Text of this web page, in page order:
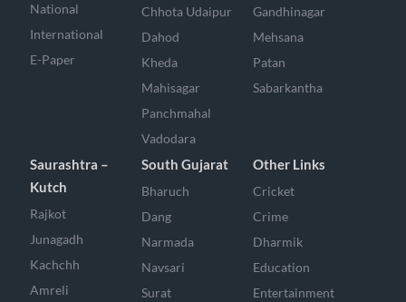
National
International
E-Paper
Chhota Udaipur
Dahod
Kheda
Mahisagar
Panchmahal
Vadodara
Gandhinagar
Mehsana
Patan
Sabarkantha
Saurashtra –
Kutch
Rajkot
Junagadh
Kachchh
Amreli
South Gujarat
Bharuch
Dang
Narmada
Navsari
Surat
Other Links
Cricket
Crime
Dharmik
Education
Entertainment